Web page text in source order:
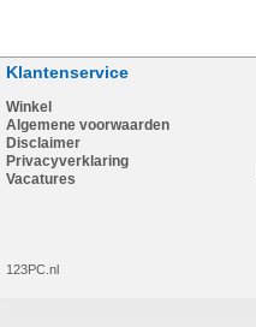
Klantenservice
Winkel
Algemene voorwaarden
Disclaimer
Privacyverklaring
Vacatures
123PC.nl